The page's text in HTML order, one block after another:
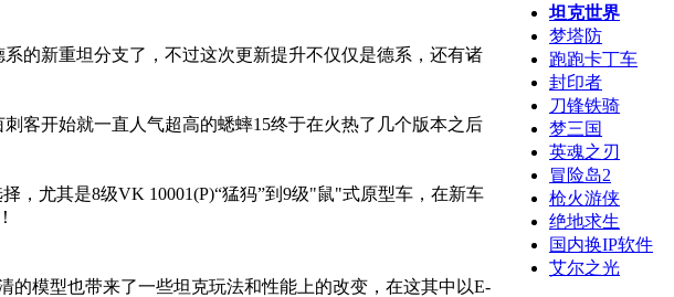
的新重坦分支了，不过这次更新提升不仅仅是德系，还有诸
开始就一直人气超高的蟋蟀15终于在火热了几个版本之后
尤其是8级VK 10001(P)“猛犸”到9级"鼠"式原型车，在新车
模型也带来了一些坦克玩法和性能上的改变，在这其中以E-
坦克世界
梦塔防
跑跑卡丁车
封印者
刀锋铁骑
梦三国
英魂之刃
冒险岛2
枪火游侠
绝地求生
国内换IP软件
艾尔之光